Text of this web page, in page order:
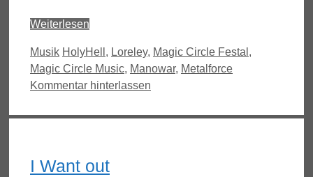
Weiterlesen
Kategorien
Musik Schlagwörter
HolyHell , Loreley, Magic Circle Festal ,
Magic Circle Music, Manowar, Metalforce
Kommentar hinterlassen
I Want out